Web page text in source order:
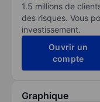
1.5 millions de
des risques. Vous
investissement.
Ouvrir un
compte
Graphique